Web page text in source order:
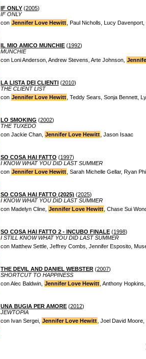
IF ONLY (2005)
IF ONLY
con Jennifer Love Hewitt , Paul Nicholls, Lucy
IL MIO AMICO MUNCHIE (1992)
MUNCHIE
con Loni Anderson, Andrew Stevens, Arte Johnson,
LA LISTA DEI CLIENTI (2010)
THE CLIENT LIST
con Jennifer Love Hewitt , Teddy Sears, Sonja Bennett,
LO SMOKING (2002)
THE TUXEDO
con Jackie Chan, Jennifer Love Hewitt , Jason Isaac
SO COSA HAI FATTO (1997)
I KNOW WHAT YOU DID LAST SUMMER
con Jennifer Love Hewitt , Sarah Michelle Gellar, Ryan
SO COSA HAI FATTO (2025) (2025)
I KNOW WHAT YOU DID LAST SUMMER
con Madelyn Cline, Jennifer Love Hewitt , Chase Sui
SO COSA HAI FATTO 2 - INCUBO FINALE (1998)
I STILL KNOW WHAT YOU DID LAST SUMMER
con Matthew Settle, Jeffrey Combs, Jennifer Esposito,
THE DEVIL AND DANIEL WEBSTER (2007)
SHORTCUT TO HAPPINESS
con Alec Baldwin, Jennifer Love Hewitt , Anthony
UNA BUGIA PER AMORE (2012)
JEWTOPIA
con Ivan Sergei, Jennifer Love Hewitt , Joel David